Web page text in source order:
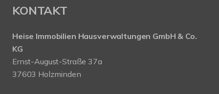
KONTAKT
Heise Immobilien Hausverwaltungen GmbH & Co.
KG
Ernst-August-Straße 37a
37603 Holzminden